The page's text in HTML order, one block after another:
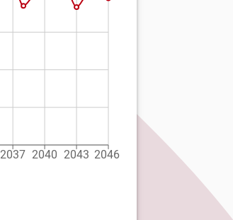
2037 2040 2043 2046